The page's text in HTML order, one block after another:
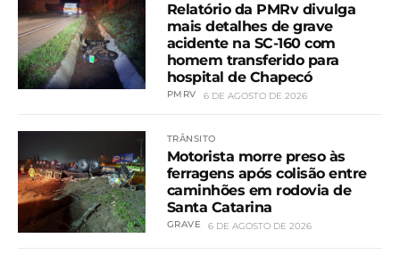
Relatório da PMRv divulga
mais detalhes de grave
acidente na SC-160 com
homem transferido para
hospital de Chapecó
PMRV 6 DE AGOSTO DE 2026
TRÂNSITO
Motorista morre preso às
ferragens após colisão entre
caminhões em rodovia de
Santa Catarina
GRAVE 6 DE AGOSTO DE 2026